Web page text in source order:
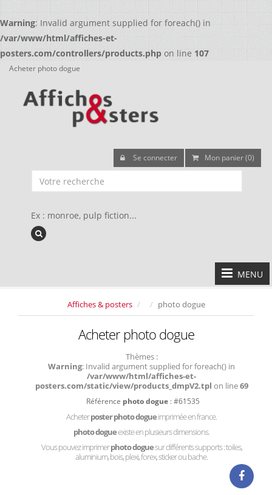
Warning: Invalid argument supplied for foreach() in
/var/www/html/affiches-et-
posters.com/controllers/products.php on line 107
Acheter photo dogue
Se connecter Mon panier (0)
Ex : monroe, pulp fiction...
MENU
Affiches & posters photo dogue
Acheter photo dogue
Thèmes :
Warning: Invalid argument supplied for foreach() in
/var/www/html/affiches-et-
posters.com/static/view/products_dmpV2.tpl on line69
Référence photo dogue : #61535
Acheterposter photo dogueimprimée en france.
photo dogueexiste en plusieurs dimensions.
Vous pouvez imprimerphoto doguesur différents supports : toiles,
aluminium, bois, plexi, forex, sticker ou bache.